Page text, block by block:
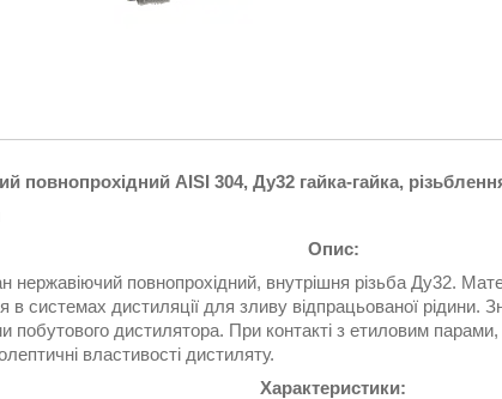
повнопрохідний AISI 304, Ду32 гайка-гайка,
Опис:
повнопрохідний, внутрішня різьба Ду32.
в системах дистиляції для зливу відпрацьованої рідини.
побутового дистилятора. При контакті з етиловим
властивості дистиляту.
Характеристики: